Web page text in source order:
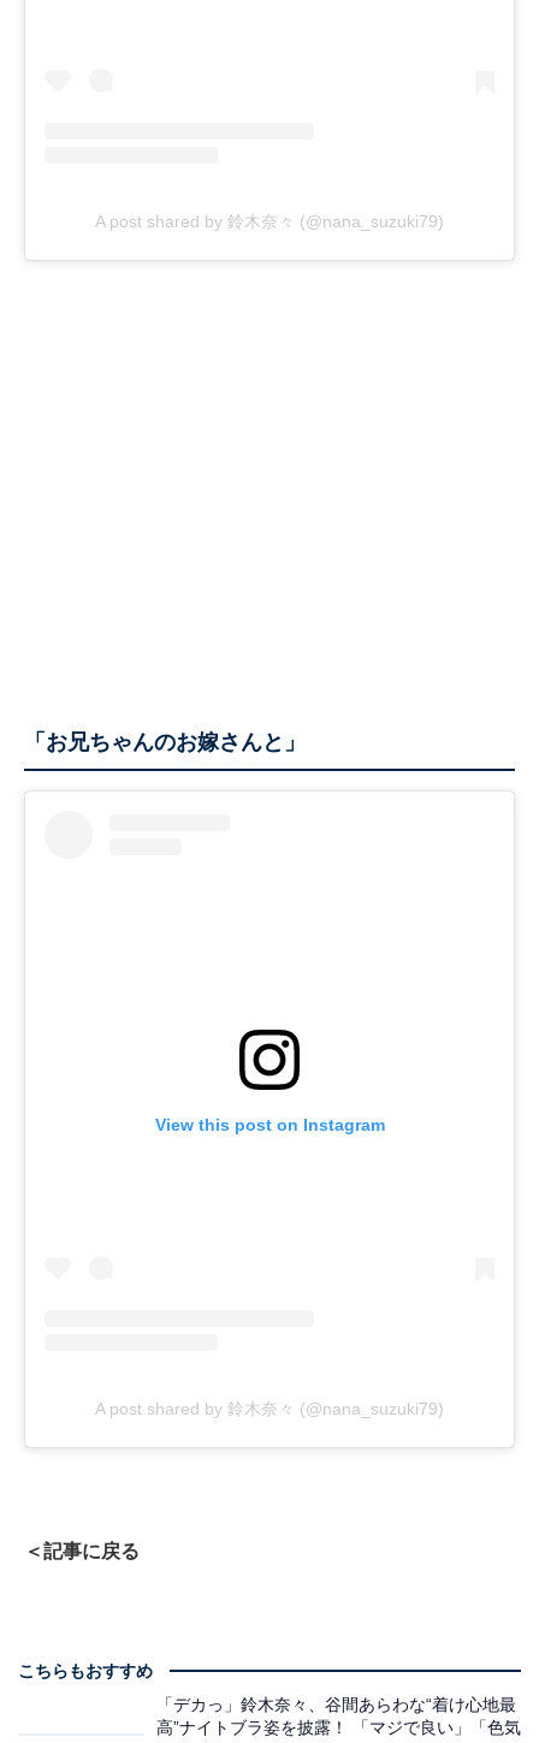
A post shared by 鈴木奈々 (@nana_suzuki79)
「お兄ちゃんのお嫁さんと」
View this post on Instagram
A post shared by 鈴木奈々 (@nana_suzuki79)
＜記事に戻る
こちらもおすすめ
「デカっ」鈴木奈々、谷間あらわな“着け心地最
高”ナイトブラ姿を披露！ 「マジで良い」「色気